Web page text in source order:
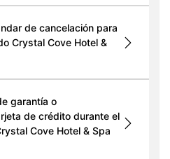
de cancelación para
Crystal Cove Hotel &
garantía o
de crédito durante el
Cove Hotel & Spa